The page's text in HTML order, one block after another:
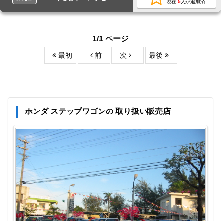
現在 5人が追加済
1/1 ページ
最初 前 次 最後
ホンダ ステップワゴンの 取り扱い販売店